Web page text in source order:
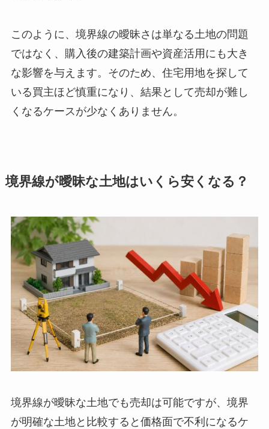
このように、境界線の曖昧さは単なる土地の問題
ではなく、購入後の建築計画や資産活用にも大き
な影響を与えます。そのため、住宅用地を探して
いる買主ほど慎重になり、結果として売却が難し
くなるケースが少なくありません。
境界線が曖昧な土地はいくら安くなる？
境界線が曖昧な土地でも売却は可能ですが、境界
が明確な土地と比較すると価格面で不利になるケ